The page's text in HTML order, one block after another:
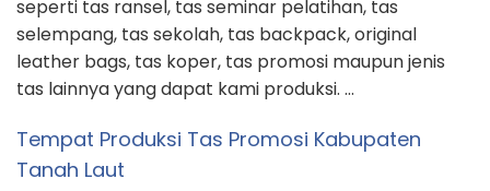
seperti tas ransel, tas seminar pelatihan, tas
selempang, tas sekolah, tas backpack, original
leather bags, tas koper, tas promosi maupun jenis
tas lainnya yang dapat kami produksi. …
Tempat Produksi Tas Promosi Kabupaten
Tanah Laut